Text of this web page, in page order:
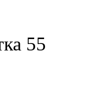
55